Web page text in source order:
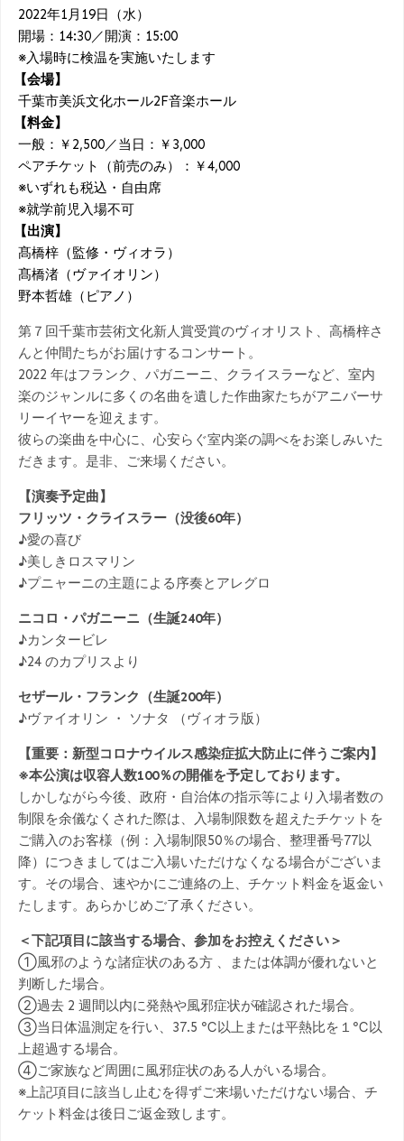
2022年1月19日（水）
開場：14:30／開演：15:00
※入場時に検温を実施いたします
【会場】
千葉市美浜文化ホール2F音楽ホール
【料金】
一般：￥2,500／当日：￥3,000
ペアチケット（前売のみ）：￥4,000
※いずれも税込・自由席
※就学前児入場不可
【出演】
髙橋梓（監修・ヴィオラ）
髙橋渚（ヴァイオリン）
野本哲雄（ピアノ）
第７回千葉市芸術文化新人賞受賞のヴィオリスト、高橋梓さ
んと仲間たちがお届けするコンサート。
2022 年はフランク、パガニーニ、クライスラーなど、室内
楽のジャンルに多くの名曲を遺した作曲家たちがアニバーサ
リーイヤーを迎えます。
彼らの楽曲を中心に、心安らぐ室内楽の調べをお楽しみいた
だきます。是非、ご来場ください。
【演奏予定曲】
フリッツ・クライスラー（没後60年）
♪愛の喜び
♪美しきロスマリン
♪プニャーニの主題による序奏とアレグロ
ニコロ・パガニーニ（生誕240年）
♪カンタービレ
♪24 のカプリスより
セザール・フランク（生誕200年）
♪ヴァイオリン ・ ソナタ （ヴィオラ版）
【重要：新型コロナウイルス感染症拡大防止に伴うご案内】
※本公演は収容人数100％の開催を予定しております。
しかしながら今後、政府・自治体の指示等により入場者数の
制限を余儀なくされた際は、入場制限数を超えたチケットを
ご購入のお客様（例：入場制限50％の場合、整理番号77以
降）につきましてはご入場いただけなくなる場合がございま
す。その場合、速やかにご連絡の上、チケット料金を返金い
たします。あらかじめご了承ください。
＜下記項目に該当する場合、参加をお控えください＞
①風邪のような諸症状のある方 、または体調が優れないと
判断した場合。
②過去 2 週間以内に発熱や風邪症状が確認された場合。
③当日体温測定を行い、37.5 ℃以上または平熱比を１℃以
上超過する場合。
④ご家族など周囲に風邪症状のある人がいる場合。
※上記項目に該当し止むを得ずご来場いただけない場合、チ
ケット料金は後日ご返金致します。